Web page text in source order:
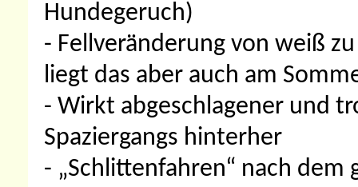
Hundegeruch)
- Fellveränderung von weiß
liegt das aber auch am
- Wirkt abgeschlagener und
Spaziergangs hinterher
- „Schlittenfahren“ nach dem